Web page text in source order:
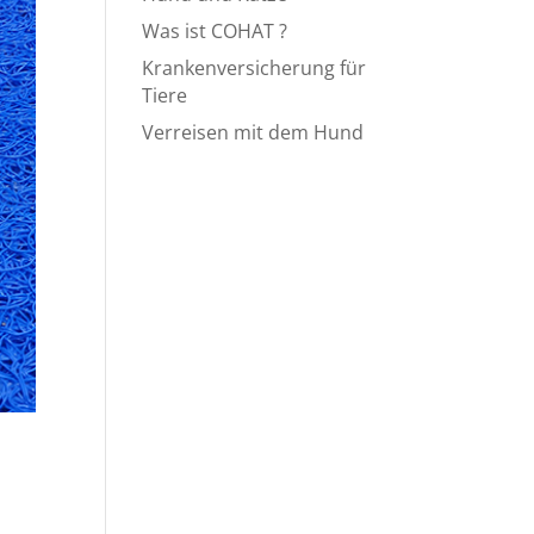
Was ist COHAT ?
Krankenversicherung für
Tiere
Verreisen mit dem Hund